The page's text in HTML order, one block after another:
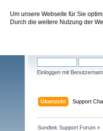
Um unsere Webseite für Sie
Durch die weitere Nutzung der
Sundtek
Einloggen mit
Übersicht Support
Sundtek Support Forum »